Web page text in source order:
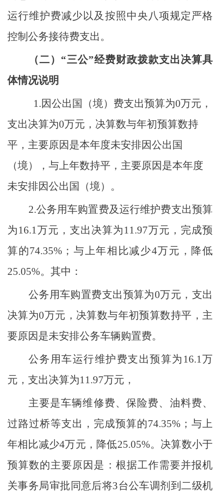
运行维护费减少以及按照中央八项规定严格
控制公务接待费支出 。
（二） “三公”经费财政拨款支出决算具
体情况说明
1.因公出国（境）费支出预算为0万元，
支出决算为0万元， 决算数与年初预算数持
平，主要原因是本年度未安排因公出国
（境）
，与上年数持平，主要原因是本年度
未安排因公出国（境） 。
2.公务用车购置费及运行维护费支出预算
为 16.1万元，支出决算为 11.97万元，完成预
算的74.35% ；与上年相比减少4万元，降低
25.05%。其中：
公务用车购置费支出预算为0万元，支出
决算为0万元， 决算数与年初预算数持平 ， 主
要原因是未安排公务车辆购置费。
公务用车运行维护费支出预算为 16.1万
元，支出决算为11.97万元，
主要是车辆维修费、保险费、油料费、
过路过桥等支出 ，完成预算的74.35% ；与上
年相比减少4万元，降低25.05%。决算数小于
预算数的主要原因是 ：根据工作需要并报机
关事务局审批同意后将3台公车调剂到二级机